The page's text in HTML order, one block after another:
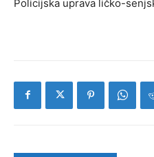
Policijska uprava ličko-